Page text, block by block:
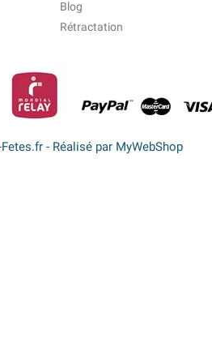
Blog
Rétractation
- Réalisé par MyWebShop